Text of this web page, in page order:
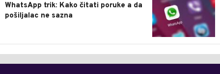
WhatsApp trik: Kako čitati poruke a da
pošiljalac ne sazna